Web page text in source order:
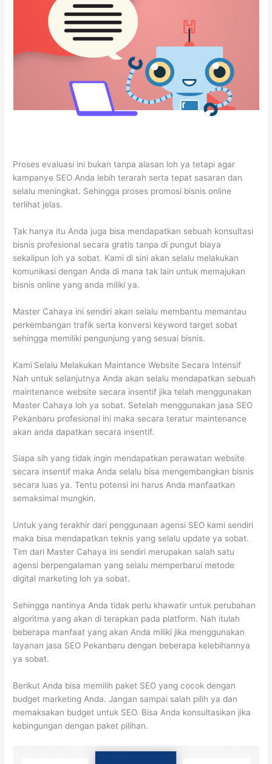
Proses evaluasi ini bukan tanpa alasan loh ya tetapi agar
kampanye SEO Anda lebih terarah serta tepat sasaran dan
selalu meningkat. Sehingga proses promosi bisnis online
terlihat jelas.
Tak hanya itu Anda juga bisa mendapatkan sebuah konsultasi
bisnis profesional secara gratis tanpa di pungut biaya
sekalipun loh ya sobat. Kami di sini akan selalu melakukan
komunikasi dengan Anda di mana tak lain untuk memajukan
bisnis online yang anda miliki ya.
Master Cahaya ini sendiri akan selalu membantu memantau
perkembangan trafik serta konversi keyword target sobat
sehingga memiliki pengunjung yang sesuai bisnis.
Kami Selalu Melakukan Maintance Website Secara Intensif
Nah untuk selanjutnya Anda akan selalu mendapatkan sebuah
maintenance website secara insentif jika telah menggunakan
Master Cahaya loh ya sobat. Setelah menggunakan jasa SEO
Pekanbaru profesional ini maka secara teratur maintenance
akan anda dapatkan secara insentif.
Siapa sih yang tidak ingin mendapatkan perawatan website
secara insentif maka Anda selalu bisa mengembangkan bisnis
secara luas ya. Tentu potensi ini harus Anda manfaatkan
semaksimal mungkin.
Untuk yang terakhir dari penggunaan agensi SEO kami sendiri
maka bisa mendapatkan teknis yang selalu update ya sobat.
Tim dari Master Cahaya ini sendiri merupakan salah satu
agensi berpengalaman yang selalu memperbarui metode
digital marketing loh ya sobat.
Sehingga nantinya Anda tidak perlu khawatir untuk perubahan
algoritma yang akan di terapkan pada platform. Nah itulah
beberapa manfaat yang akan Anda miliki jika menggunakan
layanan jasa SEO Pekanbaru dengan beberapa kelebihannya
ya sobat.
Berikut Anda bisa memilih paket SEO yang cocok dengan
budget marketing Anda. Jangan sampai salah pilih ya dan
memaksakan budget untuk SEO. Bisa Anda konsultasikan jika
kebingungan dengan paket pilihan.